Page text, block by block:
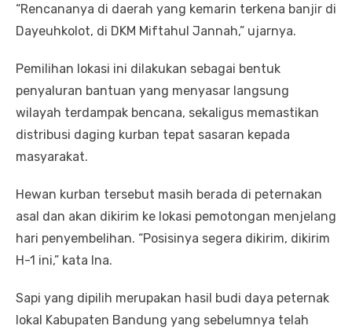
“Rencananya di daerah yang kemarin terkena banjir di
Dayeuhkolot, di DKM Miftahul Jannah,” ujarnya.
Pemilihan lokasi ini dilakukan sebagai bentuk
penyaluran bantuan yang menyasar langsung
wilayah terdampak bencana, sekaligus memastikan
distribusi daging kurban tepat sasaran kepada
masyarakat.
Hewan kurban tersebut masih berada di peternakan
asal dan akan dikirim ke lokasi pemotongan menjelang
hari penyembelihan. “Posisinya segera dikirim, dikirim
H-1 ini,” kata Ina.
Sapi yang dipilih merupakan hasil budi daya peternak
lokal Kabupaten Bandung yang sebelumnya telah